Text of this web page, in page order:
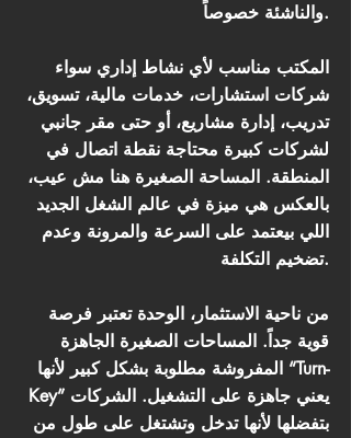
والناشئة خصوصاً.
المكتب مناسب لأي نشاط إداري سواء
شركات استشارات، خدمات مالية، تسويق،
تدريب، إدارة مشاريع، أو حتى مقر جانبي
لشركات كبيرة محتاجة نقطة اتصال في
المنطقة. المساحة الصغيرة هنا مش عيب،
بالعكس هي ميزة في عالم الشغل الجديد
اللي بيعتمد على السرعة والمرونة وعدم
تضخيم التكلفة.
من ناحية الاستثمار، الوحدة تعتبر فرصة
قوية جداً. المساحات الصغيرة الجاهزة
المفروشة مطلوبة بشكل كبير لأنها “Turn-
Key” يعني جاهزة على التشغيل. الشركات
بتفضلها لأنها تدخل وتشتغل على طول من